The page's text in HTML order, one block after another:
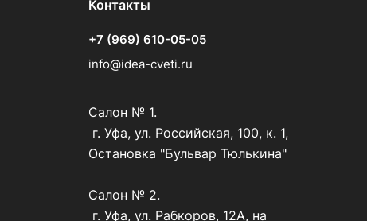
Контакты
+7 (969) 610-05-05
info@idea-cveti.ru
Салон № 1.
г. Уфа, ул. Российская, 100, к. 1,
Остановка "Бульвар Тюлькина"
Салон № 2.
г. Уфа, ул. Рабкоров, 12А, на